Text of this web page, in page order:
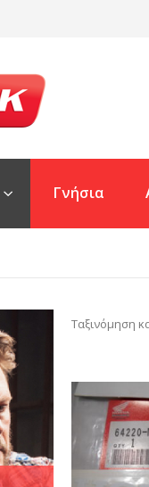
Γνήσια
Ταξινόμηση